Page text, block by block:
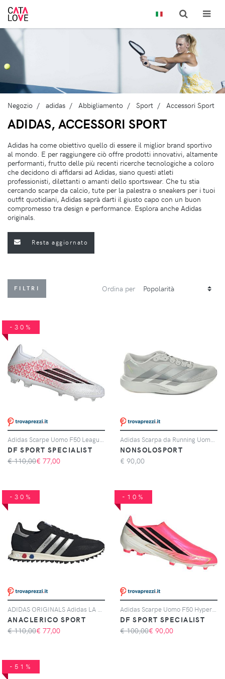
Negozio adidas Abbigliamento Sport Accessori Sport
ADIDAS, ACCESSORI SPORT
Adidas ha come obiettivo quello di essere il miglior brand sportivo
al mondo. E per raggiungere ciò offre prodotti innovativi, altamente
performanti, frutto delle più recenti ricerche tecnologiche a coloro
che decidono di affidarsi ad Adidas, siano questi atleti
professionisti, dilettanti o amanti dello sportswear. Che tu stia
cercando scarpe da calcio, tute per la palestra o sneakers per i tuoi
outfit quotidiani, Adidas saprà darti il giusto capo con un buon
compromesso tra design e performance. Esplora anche Adidas
originals.
Resta aggiornato
FILTRI Ordina per
-30%
DF SPORT SPECIALIST
€ 110,00€ 77,00
NONSOLOSPORT
€ 90,00
-30%
ANACLERICO SPORT
€ 110,00€ 77,00
-10%
DF SPORT SPECIALIST
€ 100,00€ 90,00
-51%